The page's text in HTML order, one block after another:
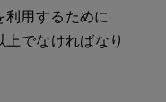
利用するために
でなければなり